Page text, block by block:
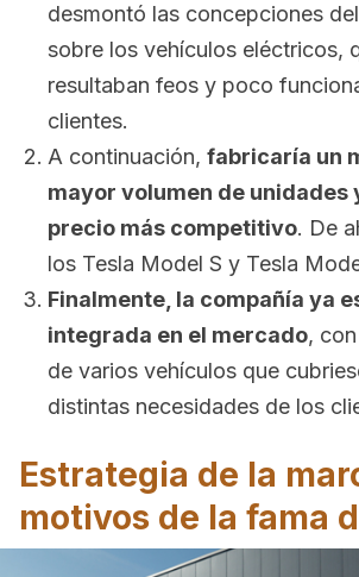
desmontó las concepciones
sobre los vehículos eléctricos,
resultaban feos y poco
clientes.
A continuación, fabricaría un
mayor volumen de unidades
precio más competitivo. De
los Tesla Model S y Tesla
Finalmente, la compañía ya
integrada en el mercado,
de varios vehículos que
distintas necesidades de los
Estrategia de la
motivos de la fama